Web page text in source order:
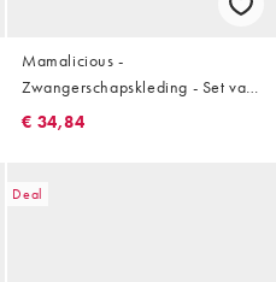
Mamalicious -
Zwangerschapskleding - Set van
2 zachte bralettes zonder sluiting
€ 34,84
Deal